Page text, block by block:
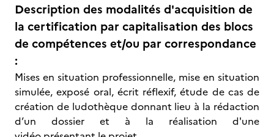
Description des modalités d'acquisition de
la certification par capitalisation des blocs
de compétences et/ou par correspondance
:
Mises en situation professionnelle, mise en situation
simulée, exposé oral, écrit réflexif, étude de cas de
création de ludothèque donnant lieu à la rédaction
d’un dossier et à la réalisation d'une